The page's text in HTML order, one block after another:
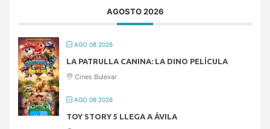
AGOSTO 2026
AGO 08 2026
LA PATRULLA CANINA: LA DINO PELÍCULA
Cines Bulevar
AGO 09 2026
TOY STORY 5 LLEGA A ÁVILA